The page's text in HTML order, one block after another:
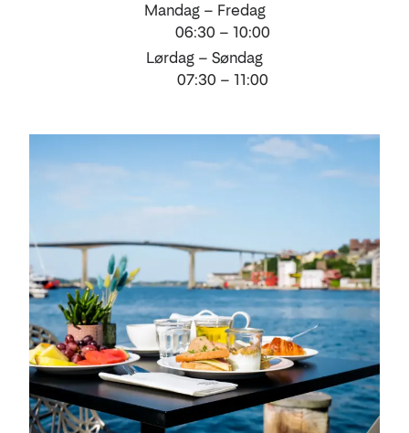
Mandag – Fredag
06:30 – 10:00
Lørdag – Søndag
07:30 – 11:00